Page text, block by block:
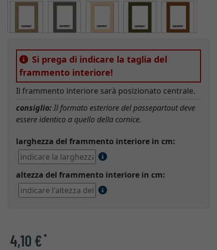
Si prega di indicare la taglia del
frammento interiore!
Il frammento interiore sarà posizionato centrale.
consiglio:Il formato esteriore del passepartout deve
essere identico a quello della cornice.
larghezza del frammento interiore in cm:
altezza del frammento interiore in cm:
4,10 €*